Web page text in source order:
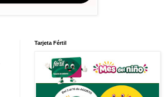
Tarjeta Fértil